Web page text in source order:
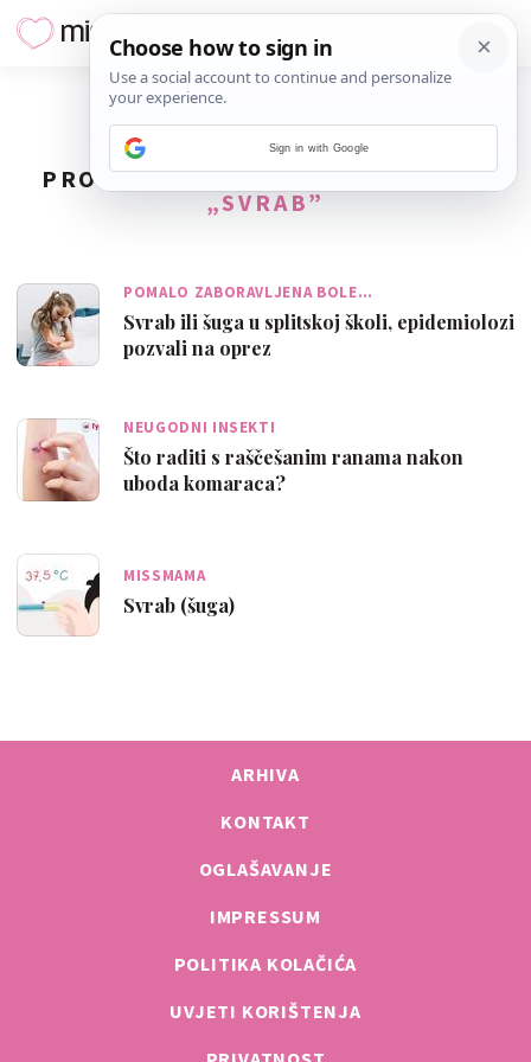
PRONAĐENO3REZULTATA ZA TAG
„SVRAB”
POMALO ZABORAVLJENA BOLE…
Svrab ili šuga u splitskoj školi, epidemiolozi
pozvali na oprez
NEUGODNI INSEKTI
Što raditi s raščešanim ranama nakon
uboda komaraca?
MISSMAMA
Svrab (šuga)
ARHIVA
KONTAKT
OGLAŠAVANJE
IMPRESSUM
POLITIKA KOLAČIĆA
UVJETI KORIŠTENJA
Sign in with Google